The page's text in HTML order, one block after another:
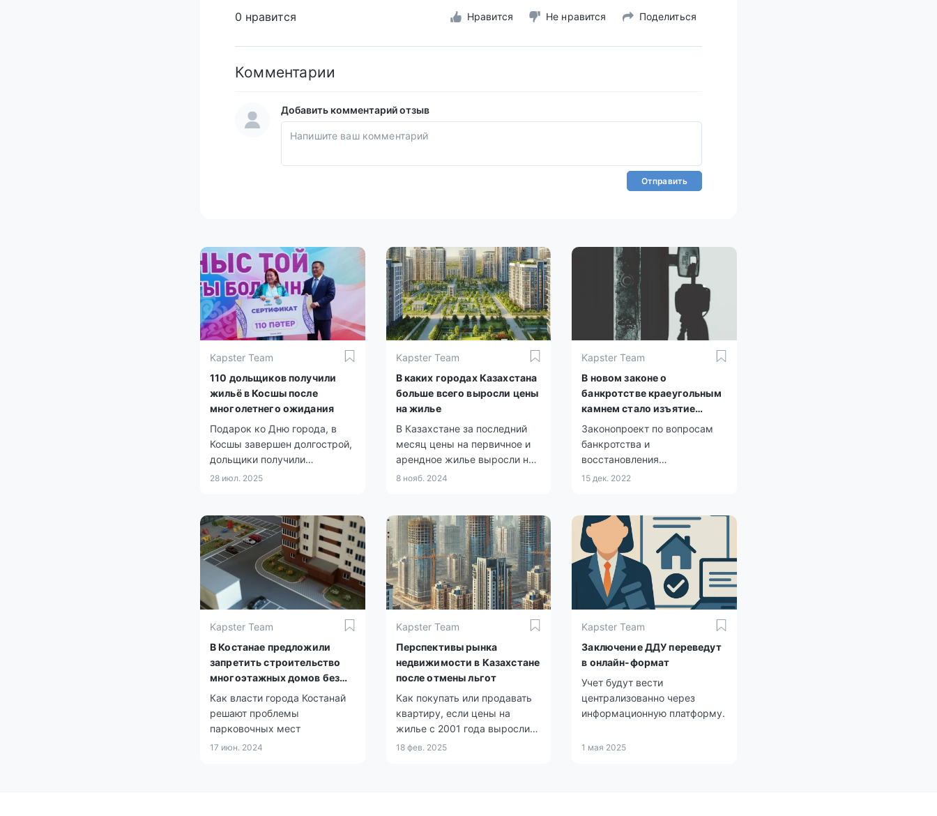
0 нравится Нравится Не нравится Поделиться
Комментарии
Добавить комментарий отзыв
Отправить
Kapster Team
110 дольщиков получили
жильё в Косшы после
многолетнего ожидания
Подарок ко Дню города, в
Косшы завершен долгострой,
дольщики получили
квартиры.
28 июл. 2025
Kapster Team
В каких городах Казахстана
больше всего выросли цены
на жилье
В Казахстане за последний
месяц цены на первичное и
арендное жилье выросли на
0,6%, тогда как стоимость
8 нояб. 2024
Kapster Team
В новом законе о
банкротстве краеугольным
камнем стало изъятие
жилья
Законопроект по вопросам
банкротства и
восстановления
платежеспособности
принят в кратчайшие сроки.
15 дек. 2022
Kapster Team
В Костанае предложили
запретить строительство
многоэтажных домов без
парковок
Как власти города Костанай
решают проблемы
парковочных мест
17 июн. 2024
Kapster Team
Перспективы рынка
недвижимости в Казахстане
после отмены льгот
Как покупать или продавать
квартиру, если цены на
жилье с 2001 года выросли
более чем в 21 раз даже без
18 фев. 2025
Kapster Team
Заключение ДДУ переведут
в онлайн-формат
Учет будут вести
централизованно через
информационную платформу.
1 мая 2025